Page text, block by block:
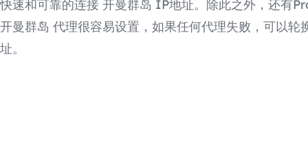
快速和可靠的连接 开曼群岛 IP地址。除此之外，还有
开曼群岛 代理很容易设置，如果任何代理失败，可以轮
址。